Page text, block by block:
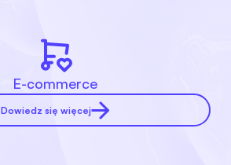
E-commerce
Dowiedz się więcej